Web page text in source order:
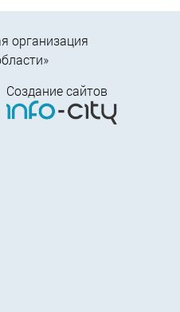
организация
Создание сайтов